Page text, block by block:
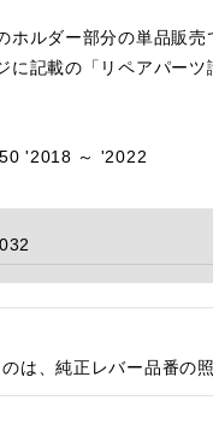
ルダー部分の単品販売
記載の「リペアパーツ
'2018 ～ '2022
は、純正レバー品番の照